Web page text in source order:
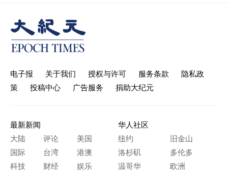
电子报 关于我们 授权与许可 服务条款
隐私政
策
投稿中心 广告服务 捐助大纪元
最新新闻
大陆
评论
美国
国际
台湾
港澳
科技
财经
娱乐
华人社区
纽约
旧金山
洛杉矶
多伦多
温哥华
欧洲